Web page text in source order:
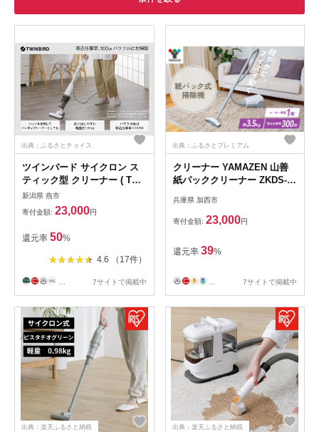
出典：ふるさとチョイス
ツインバード サイクロン ス
ティック型 クリーナー ( TC-
5182W ホワイト ) 掃除機 家
新潟県 燕市
寄付金額: 23,000円
還元率 50%
4.6 （17件）
7サイトで掲載中
出典：ふるさとプレミアム
クリーナー YAMAZEN 山善
紙パッククリーナー ZKDS-
紙パック式 簡単ゴミ捨て 家
電 電化製品 掃除 清掃 加西市
兵庫県 加西市
寄付金額: 23,000円
還元率 39%
7サイトで掲載中
出典：楽天ふるさと納税 出典：楽天ふるさと納税